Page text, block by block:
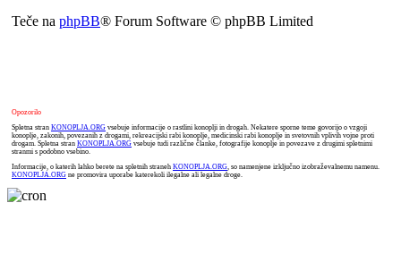
Teče na phpBB® Forum Software © phpBB Limited
Opozorilo
Spletna stran KONOPLJA.ORG vsebuje informacije o rastlini konoplji in drogah. Nekatere sporne teme govorijo o vzgoji
konoplje, zakonih, povezanih z drogami, rekreacijski rabi konoplje, medicinski rabi konoplje in svetovnih vplivih vojne proti
drogam. Spletna stran KONOPLJA.ORG vsebuje tudi različne članke, fotografije konoplje in povezave z drugimi spletnimi
stranmi s podobno vsebino.
Informacije, o katerih lahko berete na spletnih straneh KONOPLJA.ORG , so namenjene izključno izobraževalnemu namenu.
KONOPLJA.ORG ne promovira uporabe katerekoli ilegalne ali legalne droge.